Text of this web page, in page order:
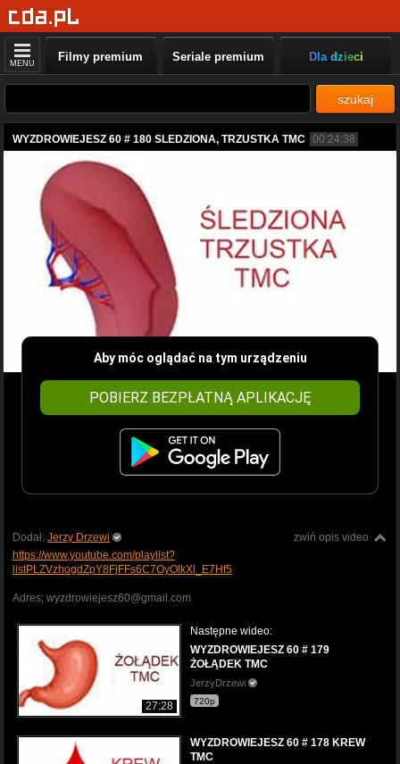
MENU Filmy premium Seriale premium Dla dzieci
szukaj
WYZDROWIEJESZ 60 # 180 SLEDZIONA, TRZUSTKA TMC 00:24:38
Aby móc oglądać na tym urządzeniu
POBIERZ BEZPŁATNĄ APLIKACJĘ
zwiń opis video
Dodał: Jerzy Drzewi
https://www.youtube.com/playlist?
listPLZVzhogdZpY8FjFFs6C7OyOlkXl_E7Hf5
Adres; wyzdrowiejesz60@gmail.com
27:28
Następne wideo:
WYZDROWIEJESZ 60 # 179
ŻOŁĄDEK TMC
JerzyDrzewi
720p
WYZDROWIEJESZ 60 # 178 KREW
TMC